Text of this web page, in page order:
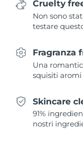
Cruelty
Non sono
testare
Fragranza
Una
squisiti
Skincare
91%
nostri
Slovacchia
Sudafrica
Spagna